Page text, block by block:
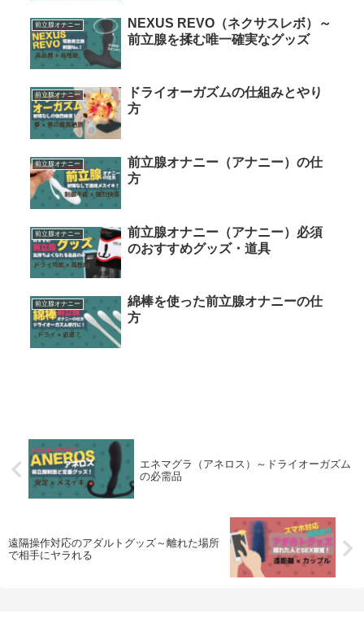
前立腺オナニー
NEXUS REVO（ネクサスレボ）～
前立腺を揉む唯一確実なグッズ
前立腺オナニー
ドライオーガズムの仕組みとやり
方
前立腺オナニー
前立腺オナニー（アナニー）の仕
方
前立腺オナニー
前立腺オナニー（アナニー）必須
のおすすめグッズ・道具
前立腺オナニー
綿棒を使った前立腺オナニーの仕
方
エネマグラ（アネロス）～ドライオーガズム
の必需品
遠隔操作対応のアダルトグッズ～離れた場所
で相手にヤラれる